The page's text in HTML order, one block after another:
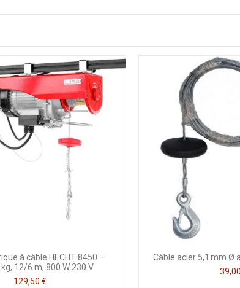
à câble HECHT 8450 –
12/6 m, 800 W 230 V
129,50 €
Câble acier 5,1 mm Ø